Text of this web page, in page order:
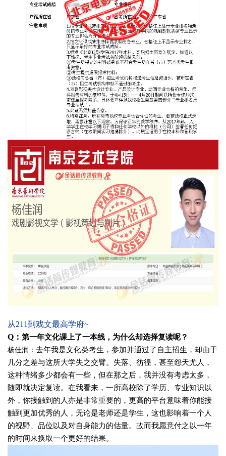
从211到戏文最高学府~
Q： 第一年文化课上了一本线，为什么却选择复读呢？
杨佳润 ： 去年我是文化类考生，参加并通过了自主招生，却由于
几分之差与这所大学失之交臂。失落、彷徨，甚至怨天尤人，
这种情绪多少都会有一些，但在那之后，我并没有考虑太多，
随即就决定复读。 在我看来，一所高校除了学历、专业知识以
外，你接触到的人亦是非常重要的，更高的平台意味着你能接
触到更加优秀的人，无论是老师还是学生，这也影响着一个人
的视野、品位以及对自身能力的估量。故而我愿意付之以一年
的时间来换取一个更好的结果。